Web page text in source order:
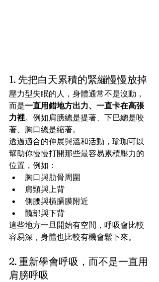
1. 先把白天累積的緊繃慢慢放掉
壓力型失眠的人，身體通常不是沒動，
而是一直用錯地方出力、一直卡在高張
力裡。例如肩膀總是提著、下巴總是咬
著、胸口總是縮著。
透過適合的伸展與溫和活動，瑜珈可以
幫助你慢慢打開那些最容易累積壓力的
位置，例如：
胸口與肋骨周圍
肩頸與上背
側腰與橫膈膜附近
髖部與下背
這些地方一旦開始有空間，呼吸會比較
容易深，身體也比較有機會鬆下來。
2. 重新學會呼吸，而不是一直用
肩膀呼吸